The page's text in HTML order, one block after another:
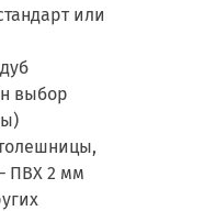
или
выбор
ПВХ 2 мм